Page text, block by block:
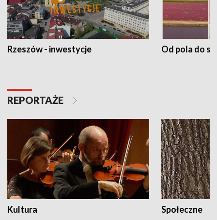
Rzeszów - inwestycje Od pola do
REPORTAŻE
Kultura Społeczne